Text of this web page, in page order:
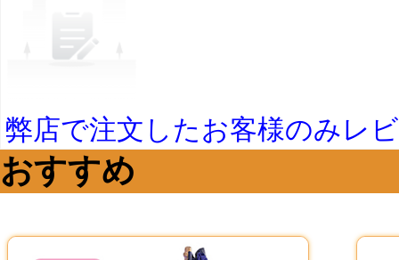
弊店で注文したお客様のみレ
おすすめ